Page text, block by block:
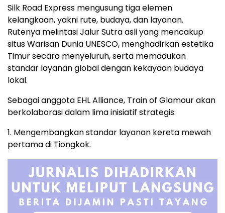
Silk Road Express mengusung tiga elemen
kelangkaan, yakni rute, budaya, dan layanan.
Rutenya melintasi Jalur Sutra asli yang mencakup
situs Warisan Dunia UNESCO, menghadirkan estetika
Timur secara menyeluruh, serta memadukan
standar layanan global dengan kekayaan budaya
lokal.
Sebagai anggota EHL Alliance, Train of Glamour akan
berkolaborasi dalam lima inisiatif strategis:
1. Mengembangkan standar layanan kereta mewah
pertama di Tiongkok.